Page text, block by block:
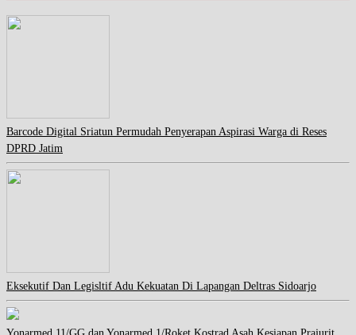
Barcode Digital Sriatun Permudah Penyerapan Aspirasi Warga di Reses
DPRD Jatim
Eksekutif Dan Legisltif Adu Kekuatan Di Lapangan Deltras Sidoarjo